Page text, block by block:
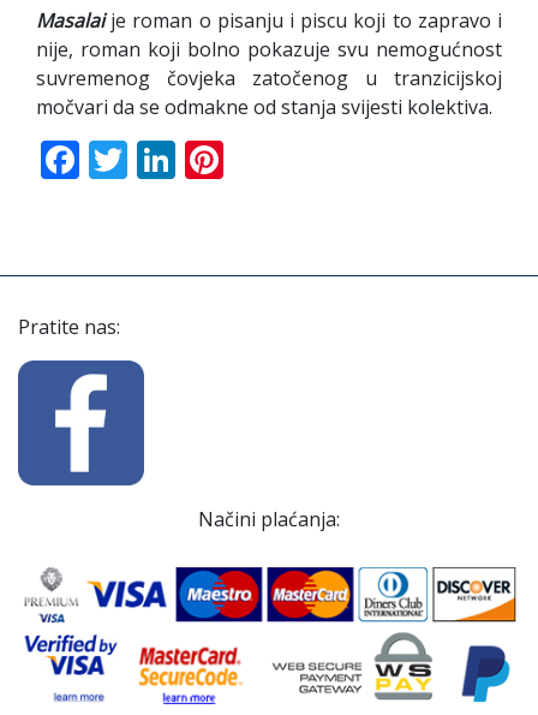
Masalaije roman o pisanju i piscu koji to zapravo i
nije, roman koji bolno pokazuje svu nemogućnost
suvremenog čovjeka zatočenog u tranzicijskoj
močvari da se odmakne od stanja svijesti kolektiva.
Facebook
TwitterLinkedIn
Pratite nas:
Načini plaćanja: